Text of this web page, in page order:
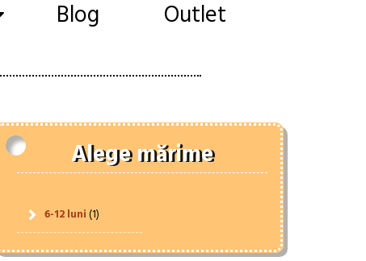
Blog Outlet
Alege mărime
6-12 luni(1)